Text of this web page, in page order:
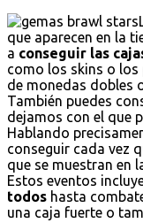
que aparecen en la
a conseguir las
como los skins o
de monedas dobles
También puedes
dejamos con el que
Hablando
conseguir cada vez
que se muestran en
Estos eventos
todos hasta
una caja fuerte o